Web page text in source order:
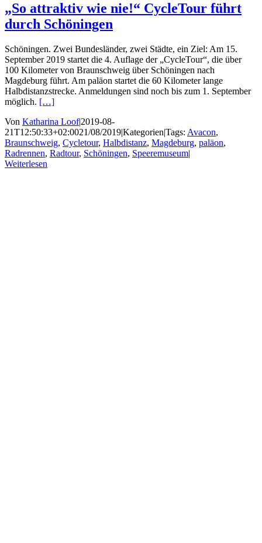
„So attraktiv wie nie!“ CycleTour führt
durch Schöningen
Schöningen. Zwei Bundesländer, zwei Städte, ein Ziel: Am 15.
September 2019 startet die 4. Auflage der „CycleTour“, die über
100 Kilometer von Braunschweig über Schöningen nach
Magdeburg führt. Am paläon startet die 60 Kilometer lange
Halbdistanzstrecke. Anmeldungen sind noch bis zum 1. September
möglich. […]
Von Katharina Loof|2019-08-
21T12:50:33+02:0021/08/2019|Kategorien|Tags: Avacon,
Braunschweig, Cycletour, Halbdistanz, Magdeburg, paläon,
Radrennen, Radtour, Schöningen, Speeremuseum|
Weiterlesen